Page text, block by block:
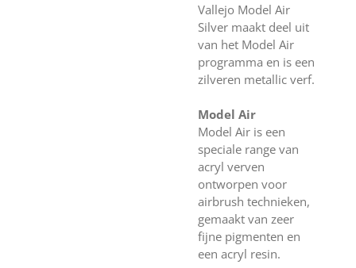
Vallejo Model Air
Silver maakt deel uit
van het Model Air
programma en is een
zilveren metallic verf.
Model Air
Model Air is een
speciale range van
acryl verven
ontworpen voor
airbrush technieken,
gemaakt van zeer
fijne pigmenten en
een acryl resin.